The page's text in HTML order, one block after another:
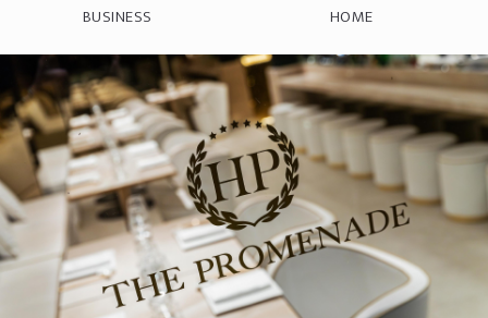
BUSINESS
HOME